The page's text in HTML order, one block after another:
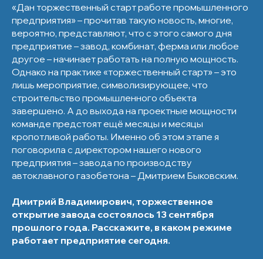
«Дан торжественный старт работе промышленного
предприятия» – прочитав такую новость, многие,
вероятно, представляют, что с этого самого дня
предприятие – завод, комбинат, ферма или любое
другое – начинает работать на полную мощность.
Однако на практике «торжественный старт» – это
лишь мероприятие, символизирующее, что
строительство промышленного объекта
завершено. А до выхода на проектные мощности
команде предстоят ещё месяцы и месяцы
кропотливой работы. Именно об этом этапе я
поговорила с директором нашего нового
предприятия – завода по производству
автоклавного газобетона – Дмитрием Быковским.
Дмитрий Владимирович, торжественное
открытие завода состоялось 13 сентября
прошлого года. Расскажите, в каком режиме
работает предприятие сегодня.